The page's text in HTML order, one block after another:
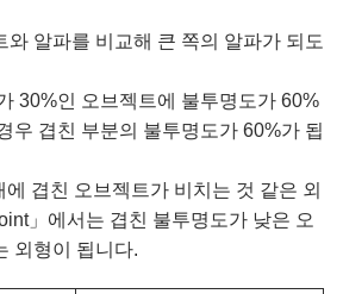
와 알파를 비교해 큰 쪽의 알파가 되도
30%인 오브젝트에 불투명도가 60%
우 겹친 부분의 불투명도가 60%가 됩
에 겹친 오브젝트가 비치는 것 같은 외
」에서는 겹친 불투명도가 낮은 오
외형이 됩니다.